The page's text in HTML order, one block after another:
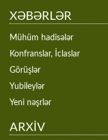
XƏBƏRLƏR
Mühüm hadisələr
Konfranslar, İclaslar
Görüşlər
Yubileylər
Yeni nəşrlər
ARXİV